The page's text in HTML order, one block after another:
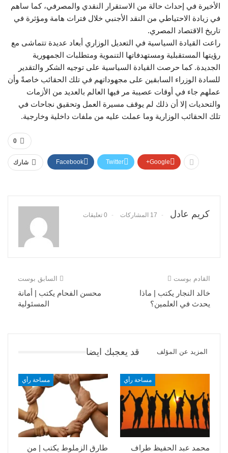
الأخيرة في إحداث حالة من الاستقرار النقدي والمصرفي، كما ساهم
في زيادة الاحتياطي من النقد الأجنبي خلال فترات هامة ومؤثرة في
تاريخ الاقتصاد المصري.
راعت القيادة السياسية في التعديل الوزاري أبعاد عديدة تتماشى مع
رؤيتها المستقبلية ومستهدفاتها التنموية ومتطلبات الجمهورية
الجديدة. كما حرصت القيادة السياسية على توجيه الشكر والتقدير
للسادة الوزراء السابقين على مجهوداتهم في تلك الحقائب خاصةً وأن
عملهم جاء في أوقات عصيبة مر فيها العالم بالعديد من الأزمات
والتحديات إلا أن ذلك لم يوقف مسيرة العمل وتحقيق نجاحات في
تلك الحقائب الوزارية وما عملت عليه من ملفات داخلية وخارجية.
0
شارك Facebook Twitter Google+
كريم عادل 17 المشاركات 0 تعليقات
السابق بوست
محسن الفحام يكتب | أمانة
المسئولية
القادم بوست
خالد النجار يكتب | ماذا
يحدث في العلمين؟
قد يعجبك ايضا المزيد عن المؤلف
مساحة رأي
طارق الزملوط يكتب | من
مساحة رأي
محمد عبد الحفيظ طراف